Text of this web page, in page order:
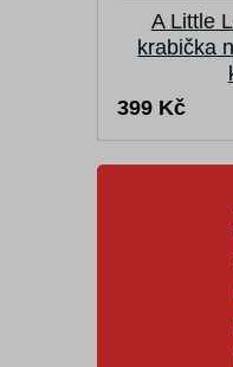
A Little
krabička
399 Kč